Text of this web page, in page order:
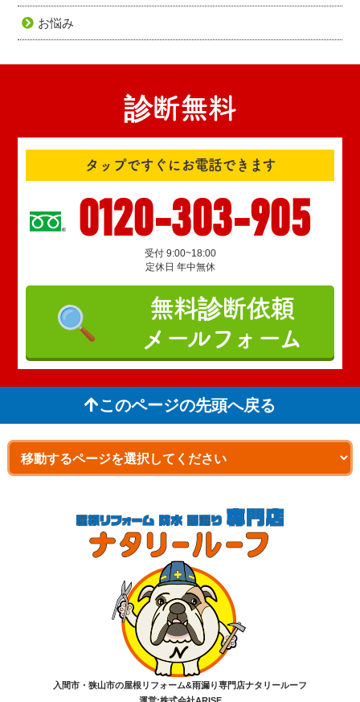
お悩み
診断無料
タップですぐにお電話できます
0120-303-905
受付 9:00~18:00
定休日 年中無休
無料診断依頼
メールフォーム
このページの先頭へ戻る
入間市・狭山市の屋根リフォーム&雨漏り専門店ナタリールーフ